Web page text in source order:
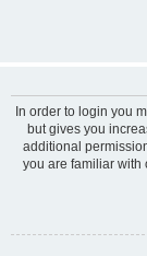
In order to login you
but gives you
additional
you are familiar with